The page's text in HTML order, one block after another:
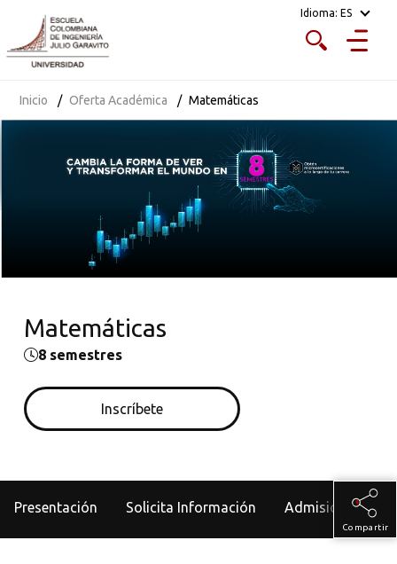
Idioma: ES
Inicio Oferta Académica Matemáticas
Matemáticas
8 semestres
Inscríbete
Presentación Solicita Información Admisiones
Compartir